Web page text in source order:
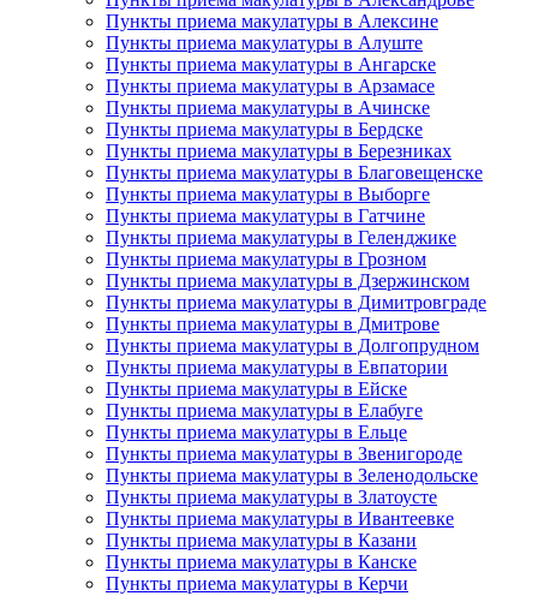
Пункты приема макулатуры в Алексине
Пункты приема макулатуры в Алуште
Пункты приема макулатуры в Ангарске
Пункты приема макулатуры в Арзамасе
Пункты приема макулатуры в Ачинске
Пункты приема макулатуры в Бердске
Пункты приема макулатуры в Березниках
Пункты приема макулатуры в Благовещенске
Пункты приема макулатуры в Выборге
Пункты приема макулатуры в Гатчине
Пункты приема макулатуры в Геленджике
Пункты приема макулатуры в Грозном
Пункты приема макулатуры в Дзержинском
Пункты приема макулатуры в Димитровграде
Пункты приема макулатуры в Дмитрове
Пункты приема макулатуры в Долгопрудном
Пункты приема макулатуры в Евпатории
Пункты приема макулатуры в Ейске
Пункты приема макулатуры в Елабуге
Пункты приема макулатуры в Ельце
Пункты приема макулатуры в Звенигороде
Пункты приема макулатуры в Зеленодольске
Пункты приема макулатуры в Златоусте
Пункты приема макулатуры в Ивантеевке
Пункты приема макулатуры в Казани
Пункты приема макулатуры в Канске
Пункты приема макулатуры в Керчи